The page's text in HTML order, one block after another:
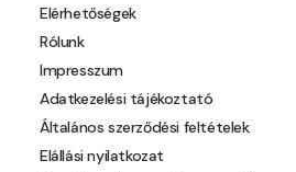
Elérhetőségek
Rólunk
Impresszum
Adatkezelési tájékoztató
Általános szerződési feltételek
Elállási nyilatkozat